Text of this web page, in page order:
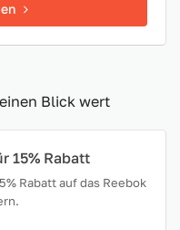
Blick wert
15% Rabatt
Rabatt auf das Reebok